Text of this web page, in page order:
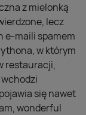
z mielonką
lecz
e-maili spamem
w którym
restauracji,
wchodzi
się nawet
wonderful